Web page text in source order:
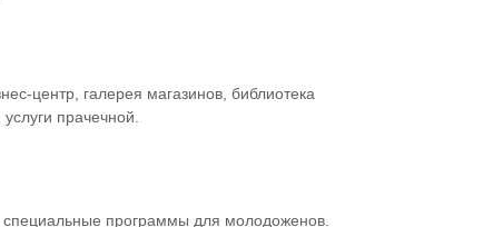
центр, галерея магазинов, библиотека
прачечной.
специальные программы для молодоженов.